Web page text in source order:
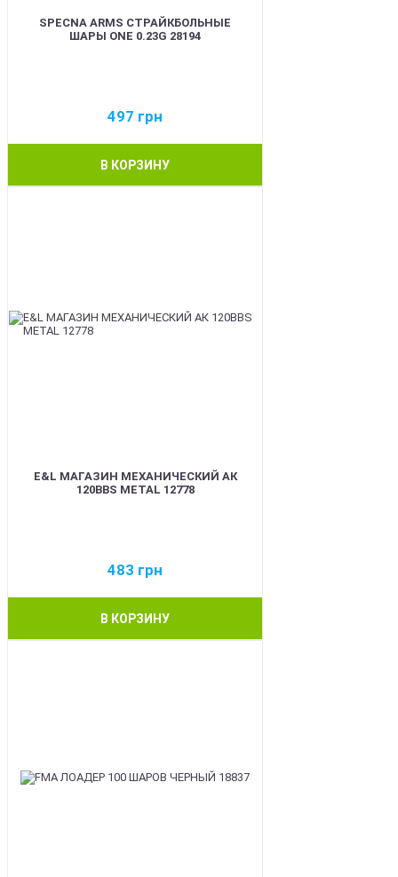
SPECNA ARMS СТРАЙКБОЛЬНЫЕ
ШАРЫ ONE 0.23G 28194
497 грн
В КОРЗИНУ
E&L МАГАЗИН МЕХАНИЧЕСКИЙ АК
120BBS METAL 12778
483 грн
В КОРЗИНУ